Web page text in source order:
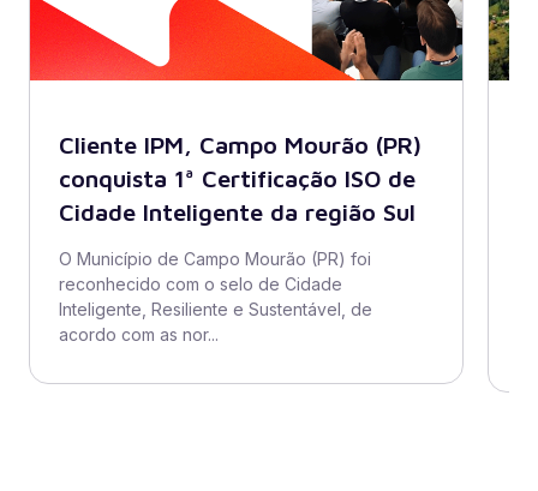
Cliente IPM, Campo Mourão (PR)
conquista 1ª Certificação ISO de
Cidade Inteligente da região Sul
O Município de Campo Mourão (PR) foi
reconhecido com o selo de Cidade
Inteligente, Resiliente e Sustentável, de
acordo com as nor...